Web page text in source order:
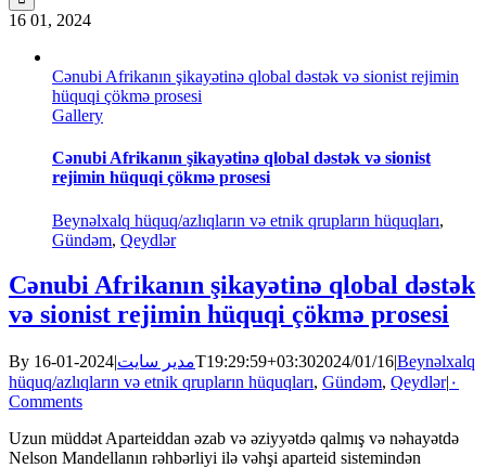
16 01, 2024
Cənubi Afrikanın şikayətinə qlobal dəstək və sionist rejimin
hüquqi çökmə prosesi
Gallery
Cənubi Afrikanın şikayətinə qlobal dəstək və sionist
rejimin hüquqi çökmə prosesi
Beynəlxalq hüquq/azlıqların və etnik qrupların hüquqları,
Gündəm, Qeydlər
Cənubi Afrikanın şikayətinə qlobal dəstək
və sionist rejimin hüquqi çökmə prosesi
By مدیر سایت| 2024-01-16T19:29:59+03:302024/01/16|Beynəlxalq
hüquq/azlıqların və etnik qrupların hüquqları, Gündəm, Qeydlər| ۰
Comments
Uzun müddət Aparteiddan əzab və əziyyətdə qalmış və nəhayətdə
Nelson Mandellanın rəhbərliyi ilə vəhşi aparteid sistemindən